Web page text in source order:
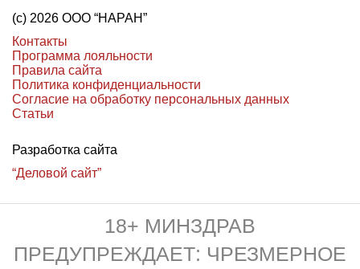
(с) 2026 ООО “НАРАН”
Контакты
Программа лояльности
Правила сайта
Политика конфиденциальности
Согласие на обработку персональных данных
Статьи
Разработка сайта
“Деловой сайт”
18+ МИНЗДРАВ
ПРЕДУПРЕЖДАЕТ: ЧРЕЗМЕРНОЕ